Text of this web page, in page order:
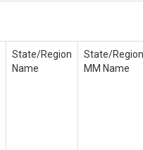
State/Region
Name
State/Region
MM Name